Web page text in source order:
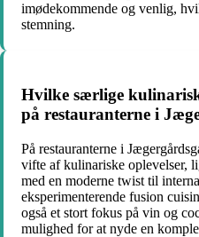
imødekommende og venlig,
stemning.
Hvilke særlige
på restauranterne i
På restauranterne i
vifte af kulinariske oplevelser,
med en moderne twist til
eksperimenterende fusion
også et stort fokus på vin og
mulighed for at nyde en